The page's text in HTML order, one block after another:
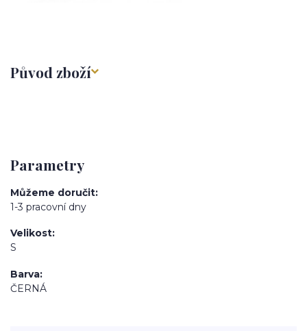
Původ zboží
Parametry
Můžeme doručit
1-3 pracovní dny
Velikost
S
Barva
ČERNÁ